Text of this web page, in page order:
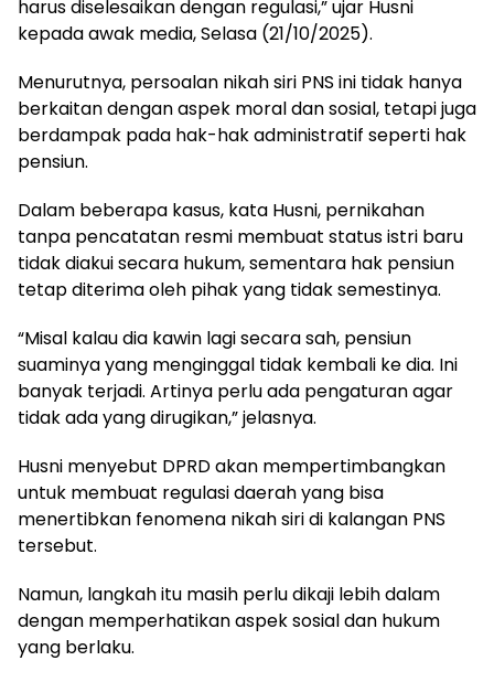
harus diselesaikan dengan regulasi,” ujar Husni
kepada awak media, Selasa (21/10/2025).
Menurutnya, persoalan nikah siri PNS ini tidak hanya
berkaitan dengan aspek moral dan sosial, tetapi juga
berdampak pada hak-hak administratif seperti hak
pensiun.
Dalam beberapa kasus, kata Husni, pernikahan
tanpa pencatatan resmi membuat status istri baru
tidak diakui secara hukum, sementara hak pensiun
tetap diterima oleh pihak yang tidak semestinya.
“Misal kalau dia kawin lagi secara sah, pensiun
suaminya yang menginggal tidak kembali ke dia. Ini
banyak terjadi. Artinya perlu ada pengaturan agar
tidak ada yang dirugikan,” jelasnya.
Husni menyebut DPRD akan mempertimbangkan
untuk membuat regulasi daerah yang bisa
menertibkan fenomena nikah siri di kalangan PNS
tersebut.
Namun, langkah itu masih perlu dikaji lebih dalam
dengan memperhatikan aspek sosial dan hukum
yang berlaku.